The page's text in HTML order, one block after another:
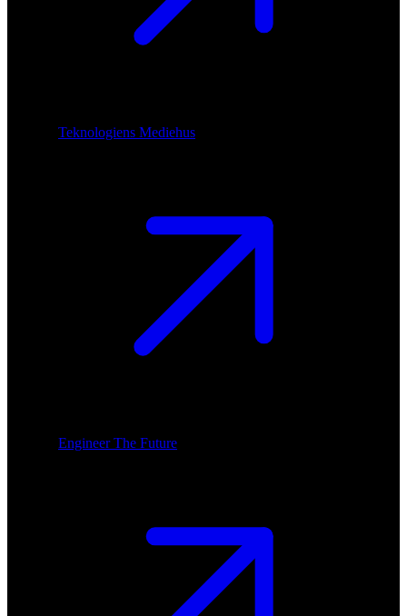
Teknologiens Mediehus
Engineer The Future